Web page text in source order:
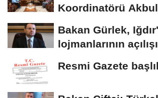
Koordinatörü
Bakan Gürlek,
lojmanlarının
Resmi Gazete